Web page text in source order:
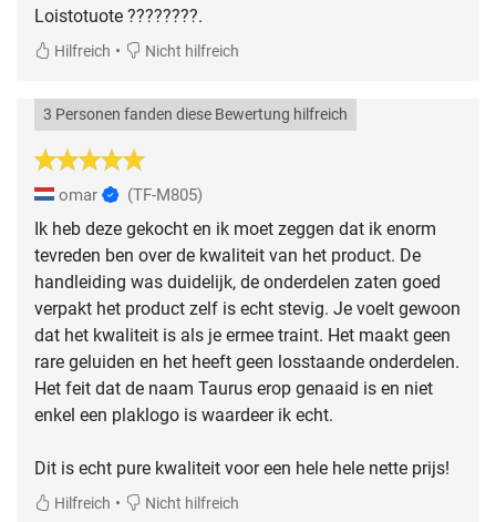
Loistotuote ????????.
Hilfreich • Nicht hilfreich
3 Personen fanden diese Bewertung hilfreich
omar (TF-M805)
Ik heb deze gekocht en ik moet zeggen dat ik enorm
tevreden ben over de kwaliteit van het product. De
handleiding was duidelijk, de onderdelen zaten goed
verpakt het product zelf is echt stevig. Je voelt gewoon
dat het kwaliteit is als je ermee traint. Het maakt geen
rare geluiden en het heeft geen losstaande onderdelen.
Het feit dat de naam Taurus erop genaaid is en niet
enkel een plaklogo is waardeer ik echt.
Dit is echt pure kwaliteit voor een hele hele nette prijs!
Hilfreich • Nicht hilfreich